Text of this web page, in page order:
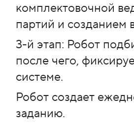
комплектовочной
партий и созданием
3-й этап: Робот
после чего,
системе.
Робот создает
заданию.